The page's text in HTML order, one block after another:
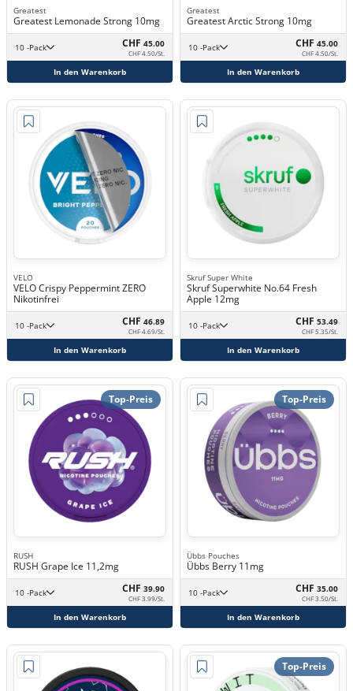
Greatest
Greatest Lemonade Strong 10mg
10 -Pack CHF 45.00
CHF 4.50/St.
In den Warenkorb
Greatest
Greatest Arctic Strong 10mg
10 -Pack CHF 45.00
CHF 4.50/St.
In den Warenkorb
VELO
VELO Crispy Peppermint ZERO
Nikotinfrei
10 -Pack CHF 46.89
CHF 4.69/St.
In den Warenkorb
Skruf Super White
Skruf Superwhite No.64 Fresh
Apple 12mg
10 -Pack CHF 53.49
CHF 5.35/St.
In den Warenkorb
Top-Preis
RUSH
RUSH Grape Ice 11,2mg
10 -Pack CHF 39.90
CHF 3.99/St.
In den Warenkorb
Top-Preis
Übbs Pouches
Übbs Berry 11mg
10 -Pack CHF 35.00
CHF 3.50/St.
In den Warenkorb
Top-Preis